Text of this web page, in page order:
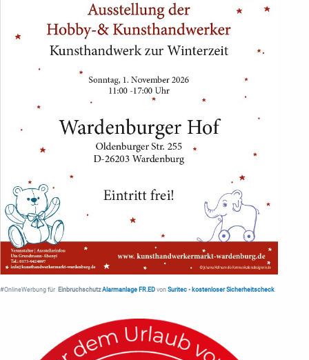
#OnlineWerbung für Einbruchschutz Alarmanlage FR.ED von Suritec • kostenloser Sicherheitscheck